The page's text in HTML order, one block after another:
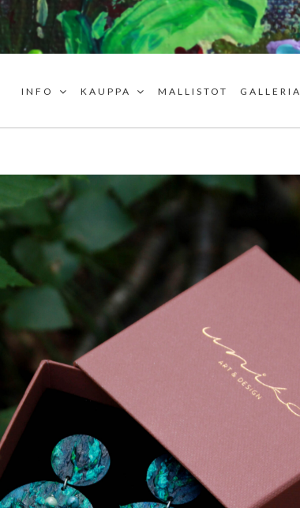
INFO KAUPPA MALLISTOT GALLERIA